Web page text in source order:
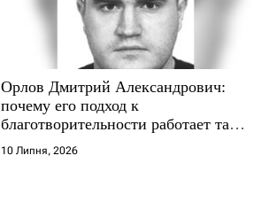
Орлов Дмитрий Александрович:
почему его подход к
благотворительности работает там,
где другие не выдерживают
10 Липня, 2026